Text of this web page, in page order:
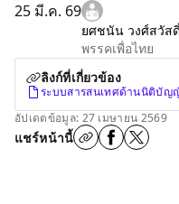
25 มี.ค. 69
ยศชนัน วงศ์สวัส
พรรคเพื่อไทย
ลิงก์ที่เกี่ยวข้อง
ระบบสารสนเทศด้านนิติบัญ
อัปเดตข้อมูล: 27 เมษายน 2569
แชร์หน้านี้